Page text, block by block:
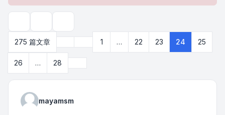
275 篇文章
第24頁 (共 頁)
上一頁1 … 22 23 24 25
26 … 28
mayamsm